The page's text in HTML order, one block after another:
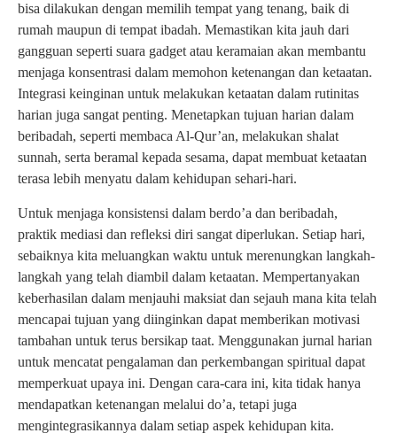
bisa dilakukan dengan memilih tempat yang tenang, baik di
rumah maupun di tempat ibadah. Memastikan kita jauh dari
gangguan seperti suara gadget atau keramaian akan membantu
menjaga konsentrasi dalam memohon ketenangan dan ketaatan.
Integrasi keinginan untuk melakukan ketaatan dalam rutinitas
harian juga sangat penting. Menetapkan tujuan harian dalam
beribadah, seperti membaca Al-Qur’an, melakukan shalat
sunnah, serta beramal kepada sesama, dapat membuat ketaatan
terasa lebih menyatu dalam kehidupan sehari-hari.
Untuk menjaga konsistensi dalam berdo’a dan beribadah,
praktik mediasi dan refleksi diri sangat diperlukan. Setiap hari,
sebaiknya kita meluangkan waktu untuk merenungkan langkah-
langkah yang telah diambil dalam ketaatan. Mempertanyakan
keberhasilan dalam menjauhi maksiat dan sejauh mana kita telah
mencapai tujuan yang diinginkan dapat memberikan motivasi
tambahan untuk terus bersikap taat. Menggunakan jurnal harian
untuk mencatat pengalaman dan perkembangan spiritual dapat
memperkuat upaya ini. Dengan cara-cara ini, kita tidak hanya
mendapatkan ketenangan melalui do’a, tetapi juga
mengintegrasikannya dalam setiap aspek kehidupan kita.